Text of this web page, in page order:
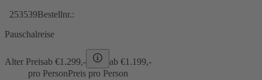
253539Bestellnr.:
Pauschalreise
Alter Preisab €1.299,- ab €1.199,-
pro PersonPreis pro Person